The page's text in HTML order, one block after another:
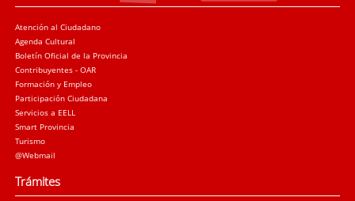
Atención al Ciudadano
Agenda Cultural
Boletín Oficial de la Provincia
Contribuyentes - OAR
Formación y Empleo
Participación Ciudadana
Servicios a EELL
Smart Provincia
Turismo
@Webmail
Trámites